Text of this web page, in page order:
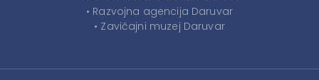
• Razvojna agencija Daruvar
• Zavičajni muzej Daruvar